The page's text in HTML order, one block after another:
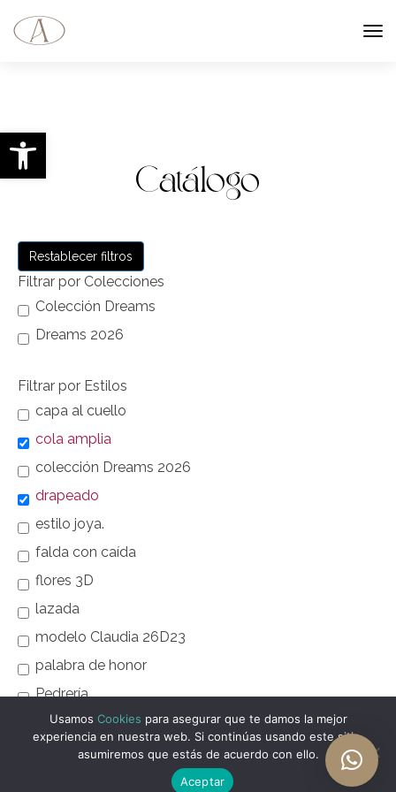
Abrir barra de herramientas
Catálogo
Restablecer filtros
Filtrar por Colecciones
Colección Dreams
Dreams 2026
Filtrar por Estilos
capa al cuello
cola amplia
colección Dreams 2026
drapeado
estilo joya.
falda con caída
flores 3D
lazada
modelo Claudia 26D23
palabra de honor
Pedrería
rebrodé francés
vestido largo
Usamos Cookies para asegurar que te damos la mejor
experiencia en nuestra web. Si continúas usando este sitio,
asumiremos que estás de acuerdo con ello.
Aceptar